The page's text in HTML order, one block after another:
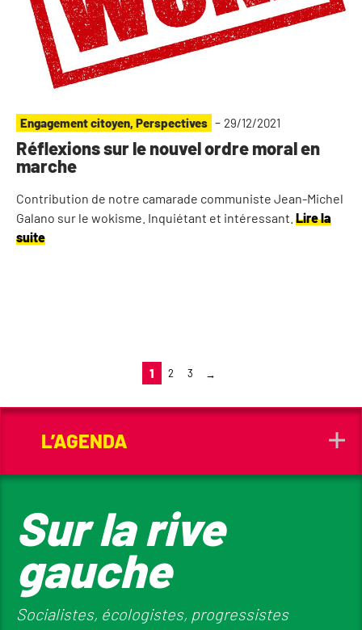
Engagement citoyen, Perspectives - 29/12/2021
Réflexions sur le nouvel ordre moral en
marche
Contribution de notre camarade communiste Jean-Michel
Galano sur le wokisme. Inquiétant et intéressant. Lire la
suite
1 2 3 →
L’AGENDA
Sur la rive
gauche
Socialistes, écologistes, progressistes